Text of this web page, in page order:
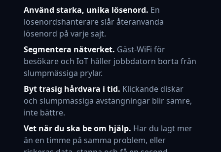
Använd starka, unika lösenord. En
lösenordshanterare slår återanvända
lösenord på varje sajt.
Segmentera nätverket. Gäst-WiFi för
besökare och IoT håller jobbdatorn borta från
slumpmässiga prylar.
Byt trasig hårdvara i tid. Klickande diskar
och slumpmässiga avstängningar blir sämre,
inte bättre.
Vet när du ska be om hjälp. Har du lagt mer
än en timme på samma problem, eller